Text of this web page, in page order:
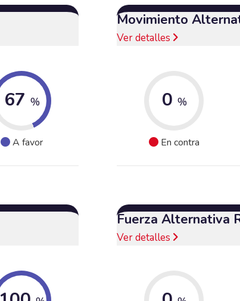
67 %
A favor
Movimiento
Ver detalles
0 %
En contra
Fuerza Alternativa
Ver detalles